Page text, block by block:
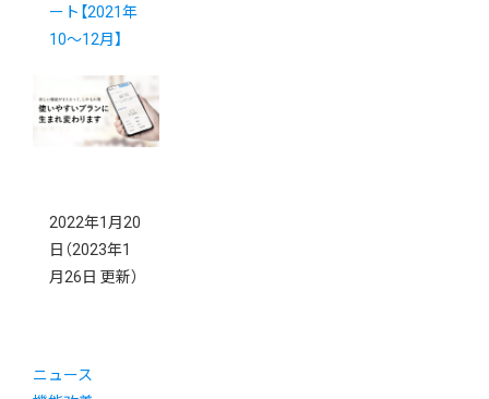
ート【2021年
10〜12月】
2022年1月20
日 （2023年1
月26日 更新）
ニュース